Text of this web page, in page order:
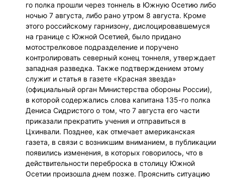
го полка прошли через тоннель в Южную Осетию либо
ночью 7 августа, либо рано утром 8 августа. Кроме
этого российскому гарнизону, дислоцировавшемуся
на границе с Южной Осетией, было придано
мотострелковое подразделение и поручено
контролировать северный конец тоннеля, утверждает
западная разведка. Также подтверждением этому
служит и статья в газете «Красная звезда»
(официальный орган Министерства обороны России),
в которой содержались слова капитана 135-го полка
Дениса Сидристого о том, что 7 августа его части
приказали прекратить учения и отправиться в
Цхинвали. Позднее, как отмечает американская
газета, в связи с возникшим вниманием, в публикации
появились изменения, в которых говорилось, что в
действительности переброска в столицу Южной
Осетии произошла днем позже. Прояснить ситуацию